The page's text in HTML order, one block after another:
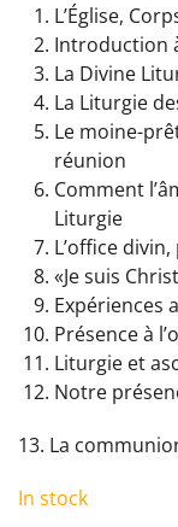
L’Église,
Introduction
La Divine
La Liturgie
Le moine-
réunion
Comment
Liturgie
L’office
«Je suis
Expériences
Présence à
Liturgie et
Notre
13. La
In stock